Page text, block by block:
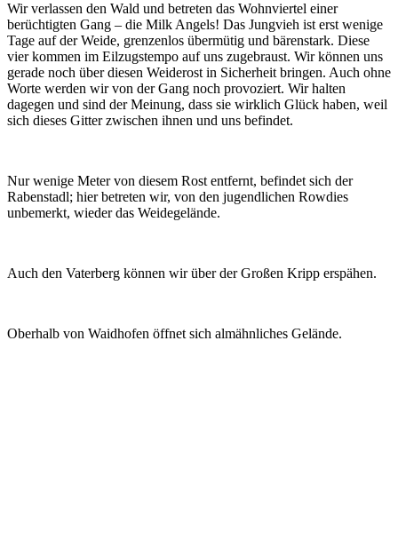
Wir verlassen den Wald und betreten das Wohnviertel einer
berüchtigten Gang – die Milk Angels! Das Jungvieh ist erst wenige
Tage auf der Weide, grenzenlos übermütig und bärenstark. Diese
vier kommen im Eilzugstempo auf uns zugebraust. Wir können uns
gerade noch über diesen Weiderost in Sicherheit bringen. Auch ohne
Worte werden wir von der Gang noch provoziert. Wir halten
dagegen und sind der Meinung, dass sie wirklich Glück haben, weil
sich dieses Gitter zwischen ihnen und uns befindet.
Nur wenige Meter von diesem Rost entfernt, befindet sich der
Rabenstadl; hier betreten wir, von den jugendlichen Rowdies
unbemerkt, wieder das Weidegelände.
Auch den Vaterberg können wir über der Großen Kripp erspähen.
Oberhalb von Waidhofen öffnet sich almähnliches Gelände.